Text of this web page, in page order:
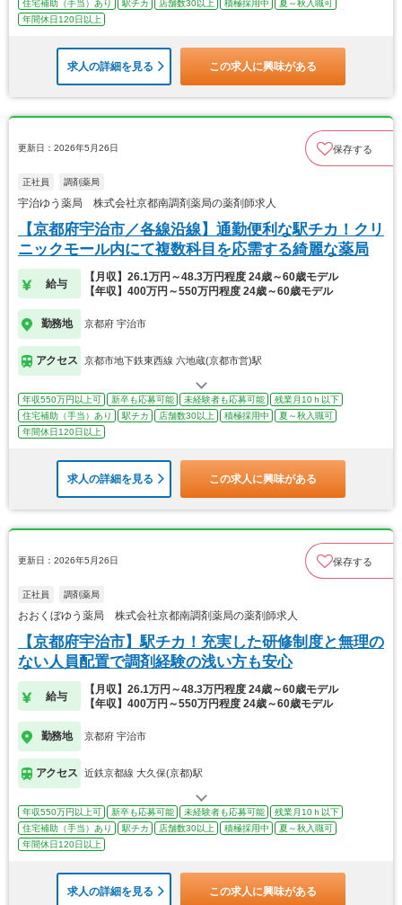
住宅補助（手当）あり 駅チカ 店舗数30以上 積極採用中
夏～秋入職可
年間休日120日以上
求人の詳細を見る この求人に興味がある
更新日：2026年5月26日 保存する
正社員 調剤薬局
宇治ゆう薬局 株式会社京都南調剤薬局の薬剤師求人
【京都府宇治市／各線沿線】通勤便利な駅チカ！クリ
ニックモール内にて複数科目を応需する綺麗な薬局
給与
【月収】26.1万円～48.3万円程度 24歳～60歳モデル
【年収】400万円～550万円程度 24歳～60歳モデル
勤務地 京都府 宇治市
アクセス 京都市地下鉄東西線 六地蔵(京都市営)駅
年収550万円以上可 新卒も応募可能 未経験者も応募可能
残業月10ｈ以下
住宅補助（手当）あり
駅チカ 店舗数30以上 積極採用中
夏～秋入職可
年間休日120日以上
求人の詳細を見る この求人に興味がある
更新日：2026年5月26日 保存する
正社員 調剤薬局
おおくぼゆう薬局 株式会社京都南調剤薬局の薬剤師求人
【京都府宇治市】駅チカ！充実した研修制度と無理の
ない人員配置で調剤経験の浅い方も安心
給与
【月収】26.1万円～48.3万円程度 24歳～60歳モデル
【年収】400万円～550万円程度 24歳～60歳モデル
勤務地 京都府 宇治市
アクセス 近鉄京都線 大久保(京都)駅
年収550万円以上可 新卒も応募可能 未経験者も応募可能
残業月10ｈ以下
住宅補助（手当）あり
駅チカ 店舗数30以上 積極採用中
夏～秋入職可
年間休日120日以上
求人の詳細を見る この求人に興味がある